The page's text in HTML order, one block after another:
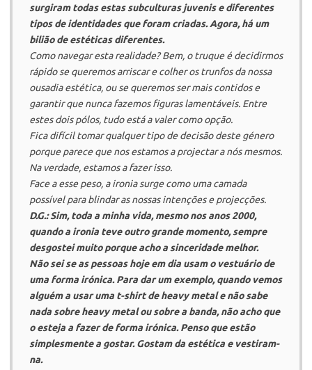
surgiram todas estas subculturas juvenis e diferentes
tipos de identidades que foram criadas. Agora, há um
bilião de estéticas diferentes.
Como navegar esta realidade? Bem, o truque é decidirmos
rápido se queremos arriscar e colher os trunfos da nossa
ousadia estética, ou se queremos ser mais contidos e
garantir que nunca fazemos figuras lamentáveis. Entre
estes dois pólos, tudo está a valer como opção.
Fica difícil tomar qualquer tipo de decisão deste género
porque parece que nos estamos a projectar a nós mesmos.
Na verdade, estamos a fazer isso.
Face a esse peso, a ironia surge como uma camada
possível para blindar as nossas intenções e projecções.
D.G.: Sim, toda a minha vida, mesmo nos anos 2000,
quando a ironia teve outro grande momento, sempre
desgostei muito porque acho a sinceridade melhor.
Não sei se as pessoas hoje em dia usam o vestuário de
uma forma irónica. Para dar um exemplo, quando vemos
alguém a usar uma t-shirt deheavy metale não sabe
nada sobreheavy metalou sobre a banda, não acho que
o esteja a fazer de forma irónica. Penso que estão
simplesmente a gostar. Gostam da estética e vestiram-
na.